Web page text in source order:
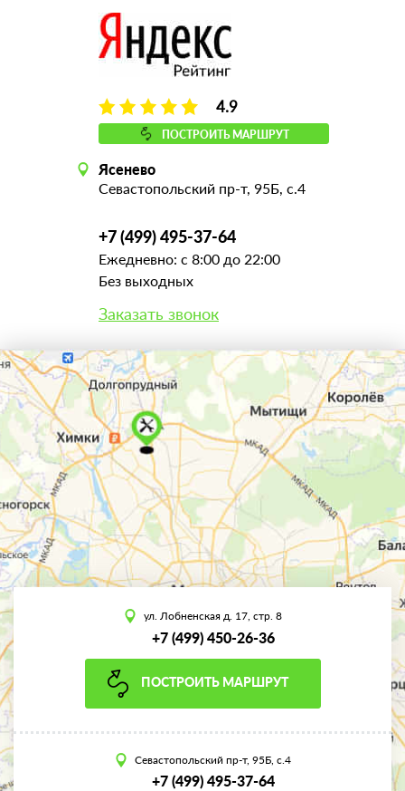
4.9
ПОСТРОИТЬ МАРШРУТ
Ясенево
Севастопольский пр-т, 95Б, с.4
+7 (499) 495-37-64
Ежедневно: с 8:00 до 22:00
Без выходных
Заказать звонок
ул. Лобненская д. 17, стр. 8
+7 (499) 450-26-36
ПОСТРОИТЬ МАРШРУТ
Севастопольский пр-т, 95Б, с.4
+7 (499) 495-37-64